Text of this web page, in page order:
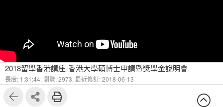
2018留學香港講座-香港大學碩博士申請暨獎學金說明會
長度: 1:31:44, 瀏覽: 2973, 最近修訂: 2018-06-13